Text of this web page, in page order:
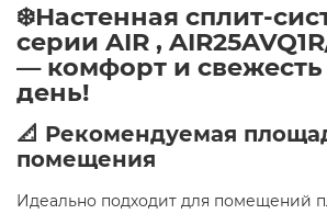
❄️Настенная сплит-
серии AIR ,
— комфорт и
день!
📐 Рекомендуемая
помещения
Идеально подходит для помещений